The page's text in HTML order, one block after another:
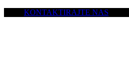
KONTAKTIRAJTE NAS